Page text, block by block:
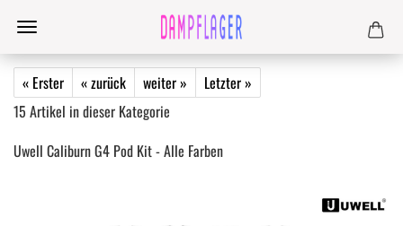
« Erster « zurück weiter »
Letzter »
15 Artikel in dieser Kategorie
Uwell Caliburn G4 Pod Kit - Alle Farben